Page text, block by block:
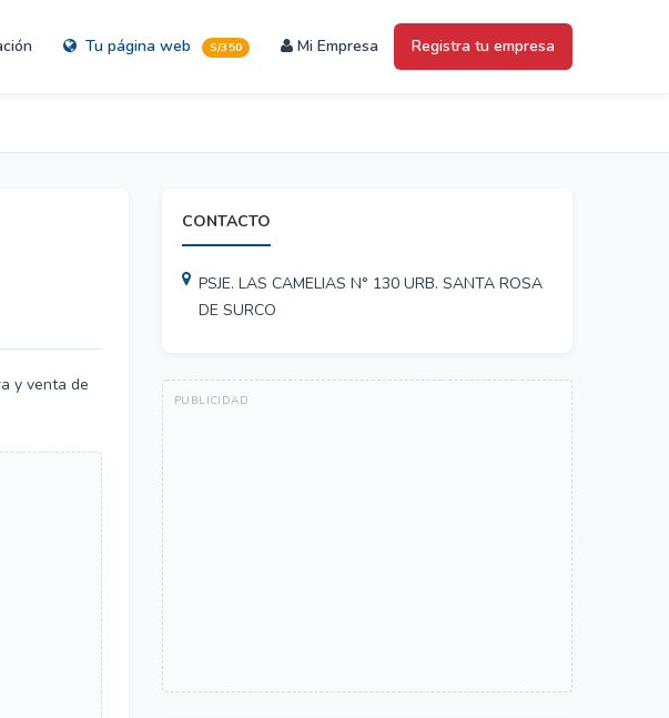
Tu página web S/350 Mi Empresa Registra tu empresa
y venta de
CONTACTO
PSJE. LAS CAMELIAS N° 130 URB. SANTA ROSA
DE SURCO